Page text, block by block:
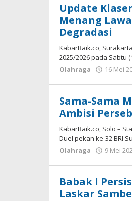
Update
Menang
Degradasi
KabarBaik.co,
2025/2026 pada Sabtu
Olahraga
16 Mei
Sama-Sama
Ambisi
KabarBaik.co, Solo –
Duel pekan ke-32 BRI
Olahraga
9 Mei
Babak I
Laskar